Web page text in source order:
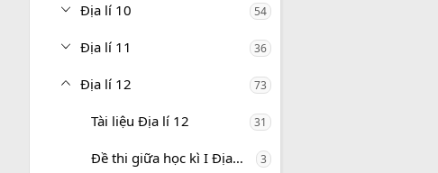
Địa lí 10 54
Địa lí 11 36
Địa lí 12 73
Tài liệu Địa lí 12 31
Đề thi giữa học kì I Địa lí 12 3